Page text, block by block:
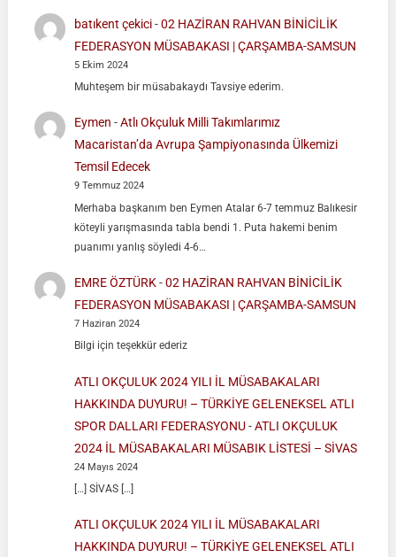
batıkent çekici-02 HAZİRAN RAHVAN BİNİCİLİK
FEDERASYON MÜSABAKASI | ÇARŞAMBA-SAMSUN
5 Ekim 2024
Muhteşem bir müsabakaydı Tavsiye ederim.
Eymen -Atlı Okçuluk Milli Takımlarımız
Macaristan’da Avrupa Şampiyonasında Ülkemizi
Temsil Edecek
9 Temmuz 2024
Merhaba başkanım ben Eymen Atalar 6-7 temmuz Balıkesir
köteyli yarışmasında tabla bendi 1. Puta hakemi benim
puanımı yanlış söyledi 4-6…
EMRE ÖZTÜRK-02 HAZİRAN RAHVAN BİNİCİLİK
FEDERASYON MÜSABAKASI | ÇARŞAMBA-SAMSUN
7 Haziran 2024
Bilgi için teşekkür ederiz
ATLI OKÇULUK 2024 YILI İL MÜSABAKALARI
HAKKINDA DUYURU! – TÜRKİYE GELENEKSEL ATLI
SPOR DALLARI FEDERASYONU-ATLI OKÇULUK
2024 İL MÜSABAKALARI MÜSABIK LİSTESİ – SİVAS
24 Mayıs 2024
[…] SİVAS […]
ATLI OKÇULUK 2024 YILI İL MÜSABAKALARI
HAKKINDA DUYURU! – TÜRKİYE GELENEKSEL ATLI